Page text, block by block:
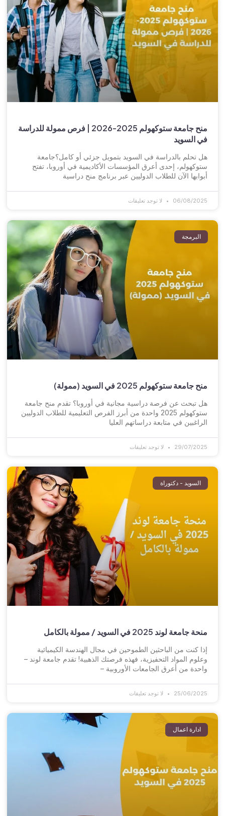
منح جامعة ستوكهولم 2025-2026 | فرص ممولة للدراسة
في السويد
هل تحلم بالدراسة في السويد بتمويل جزئي أو كامل؟جامعة
ستوكهولم، إحدى أعرق المؤسسات الأكاديمية في أوروبا، تفتح
أبوابها الآن للطلاب الدوليين عبر برنامج منح دراسية
06/08/2025 لا توجد تعليقات
البرمجة
منح جامعة ستوكهولم 2025 في السويد (ممولة)
هل تبحث عن فرصة دراسية مجانية في أوروبا؟ تقدم منح جامعة
ستوكهولم 2025 واحدة من أبرز الفرص التعليمية للطلاب الدوليين
الراغبين في متابعة دراساتهم العليا
29/07/2025 لا توجد تعليقات
السويد - دكتوراة
منحة جامعة لوند 2025 في السويد / ممولة بالكامل
إذا كنت من الباحثين الطموحين في مجال الهندسة الكيميائية
وعلوم المواد التحفيزية، فهذه فرصتك الذهبية! تقدم جامعة لوند –
واحدة من أعرق الجامعات الأوروبية –
25/06/2025 لا توجد تعليقات
ادارة اعمال